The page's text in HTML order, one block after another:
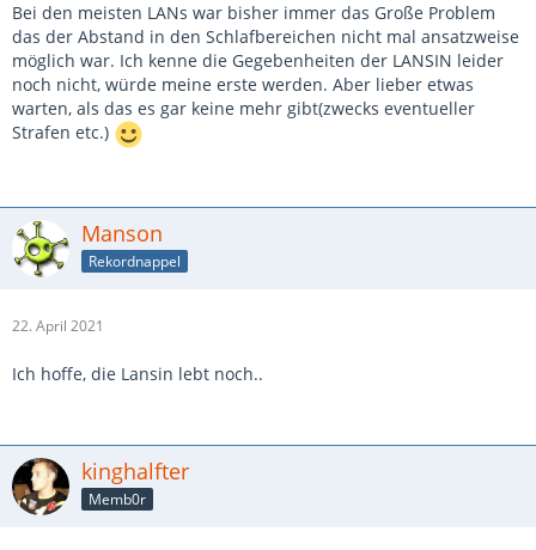
Bei den meisten LANs war bisher immer das Große Problem
das der Abstand in den Schlafbereichen nicht mal ansatzweise
möglich war. Ich kenne die Gegebenheiten der LANSIN leider
noch nicht, würde meine erste werden. Aber lieber etwas
warten, als das es gar keine mehr gibt(zwecks eventueller
Strafen etc.)
Manson
Rekordnappel
22. April 2021
Ich hoffe, die Lansin lebt noch..
kinghalfter
Memb0r